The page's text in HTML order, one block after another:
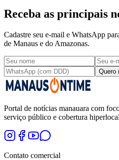
Receba as principais
Cadastre seu e-mail e WhatsApp
de Manaus e do Amazonas.
Quero
Portal de notícias manauara com
serviço público e cobertura
Contato comercial